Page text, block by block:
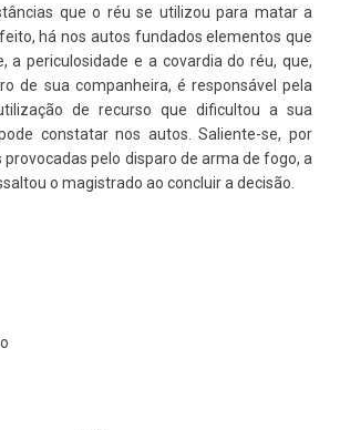
que o réu se utilizou para matar a
há nos autos fundados elementos que
a periculosidade e a covardia do réu, que,
de sua companheira, é responsável pela
de recurso que dificultou a sua
constatar nos autos. Saliente-se, por
provocadas pelo disparo de arma de fogo, a
o magistrado ao concluir a decisão.